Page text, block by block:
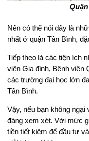
Nên có thể nói đây là
nhất ở quận Tân Bình,
Tiếp theo là các tiện ích
viên Gia định, Bệnh viện
các trường đại học lớn
Tân Bình.
Vậy, nếu bạn không
đáng xem xét. Với mức
tiền tiết kiệm để đầu tư